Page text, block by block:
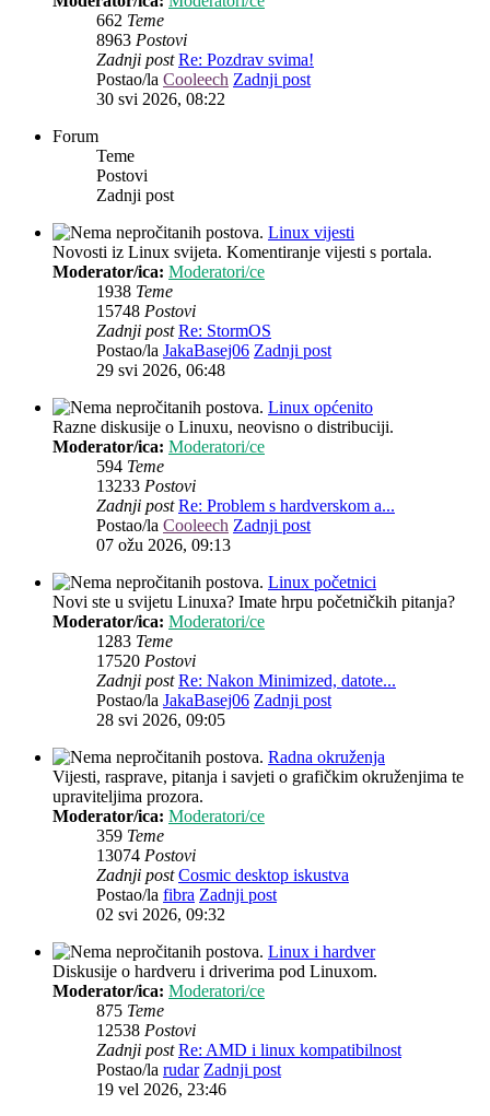
662 Teme
8963 Postovi
Zadnji post Re: Pozdrav svima!
Postao/la Cooleech Zadnji post
30 svi 2026, 08:22
Forum
Teme
Postovi
Zadnji post
Linux vijesti
Novosti iz Linux svijeta. Komentiranje vijesti s portala.
Moderator/ica: Moderatori/ce
1938 Teme
15748 Postovi
Zadnji post Re: StormOS
Postao/la JakaBasej06 Zadnji post
29 svi 2026, 06:48
Linux općenito
Razne diskusije o Linuxu, neovisno o distribuciji.
Moderator/ica: Moderatori/ce
594 Teme
13233 Postovi
Zadnji post Re: Problem s hardverskom a...
Postao/la Cooleech Zadnji post
07 ožu 2026, 09:13
Linux početnici
Novi ste u svijetu Linuxa? Imate hrpu početničkih pitanja?
Moderator/ica: Moderatori/ce
1283 Teme
17520 Postovi
Zadnji post Re: Nakon Minimized, datote...
Postao/la JakaBasej06 Zadnji post
28 svi 2026, 09:05
Radna okruženja
Vijesti, rasprave, pitanja i savjeti o grafičkim okruženjima te
upraviteljima prozora.
Moderator/ica: Moderatori/ce
359 Teme
13074 Postovi
Zadnji post Cosmic desktop iskustva
Postao/la fibra Zadnji post
02 svi 2026, 09:32
Linux i hardver
Diskusije o hardveru i driverima pod Linuxom.
Moderator/ica: Moderatori/ce
875 Teme
12538 Postovi
Zadnji post Re: AMD i linux kompatibilnost
Postao/la rudar Zadnji post
19 vel 2026, 23:46